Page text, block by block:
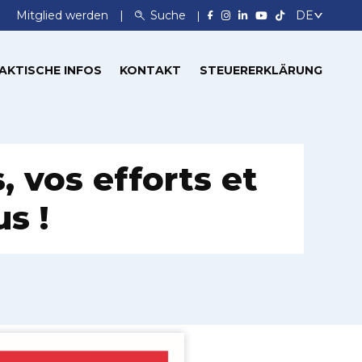
Mitglied werden Suche
INFOS KONTAKT STEUERERKLÄRUNG
vos efforts et
!